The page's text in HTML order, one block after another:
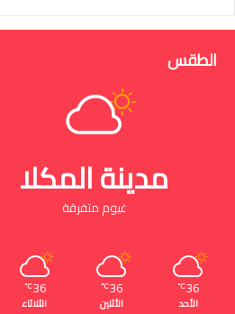
الطقس
مدينة المكلا
غيوم متفرقة
36
℃
الأحد
36
℃
الأثنين
36
℃
الثلاثاء